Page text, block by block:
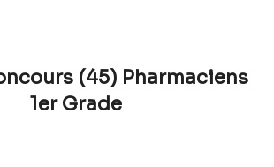
(45) Pharmaciens
1er Grade